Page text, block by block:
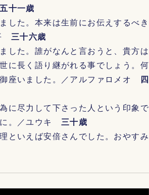
五十一歳
した。本来は生前にお伝えするべき
三十六歳
した。誰がなんと言おうと、貴方は
に長く語り継がれる事でしょう。何
座いました。／アルファロメオ
四
に尽力して下さった人という印象で
。／ユウキ 三十歳
といえば安倍さんでした。おやすみ